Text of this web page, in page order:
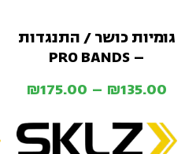
גומיות כושר / התנגדות
– PRO BANDS
₪135.00
–
₪175.00